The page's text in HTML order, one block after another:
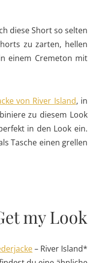
diese Short so selten
zu zarten, hellen
einem Cremeton mit
von River Island, in
zu diesem Look
in den Look ein.
Tasche einen grellen
my Look
– River Island*